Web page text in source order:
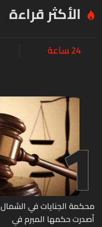
الأكثر قراءة
24 ساعة
1
محكمة الجنايات في الشمال
أصدرت حكمها المبرم في